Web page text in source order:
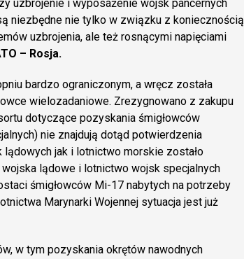
uzbrojenie i wyposażenie wojsk pancernych
niezbędne nie tylko w związku z koniecznością
uzbrojenia, ale też rosnącymi napięciami
– Rosja.
bardzo ograniczonym, a wręcz została
wielozadaniowe. Zrezygnowano z zakupu
dotyczące pozyskania śmigłowców
nie znajdują dotąd potwierdzenia
jak i lotnictwo morskie zostało
lądowe i lotnictwo wojsk specjalnych
śmigłowców Mi-17 nabytych na potrzeby
Marynarki Wojennej sytuacja jest już
w tym pozyskania okrętów nawodnych